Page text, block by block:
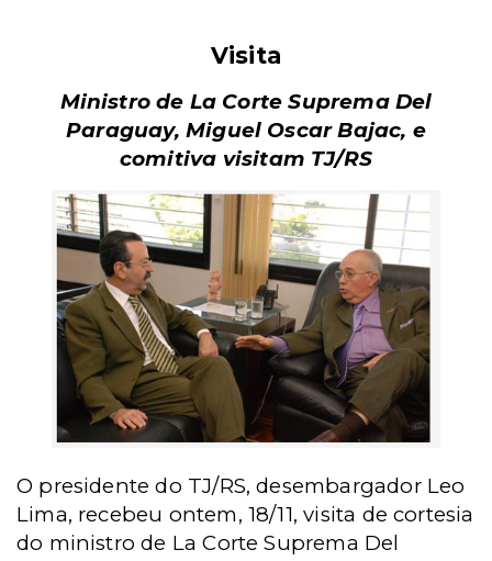
Visita
Ministro de La Corte Suprema Del
Paraguay, Miguel Oscar Bajac, e
comitiva visitam TJ/RS
O presidente do TJ/RS, desembargador Leo
Lima, recebeu ontem, 18/11, visita de cortesia
do ministro de La Corte Suprema Del